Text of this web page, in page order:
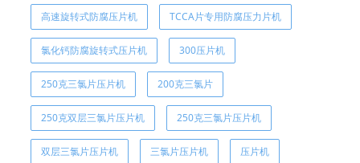
高速旋转式防腐压片机 TCCA片专用防腐压力片机
氯化钙防腐旋转式压片机 300压片机
250克三氯片压片机 200克三氯片
250克双层三氯片压片机 250克三氯片压片机
双层三氯片压片机 三氯片压片机 压片机